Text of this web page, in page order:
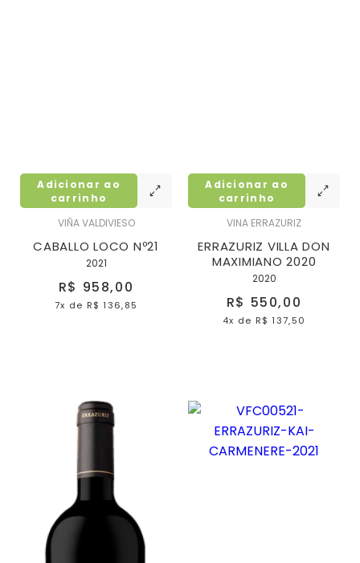
VIÑA VALDIVIESO
CABALLO LOCO Nº21
2021
R$ 958,00
7x de R$ 136,85
Adicionar ao
carrinho
VINA ERRAZURIZ
ERRAZURIZ VILLA DON
MAXIMIANO 2020
2020
R$ 550,00
4x de R$ 137,50
Adicionar ao
carrinho